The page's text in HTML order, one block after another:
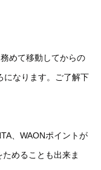
めて移動してからの
になります。ご了解下
、WAONポイントが
めることも出来ま